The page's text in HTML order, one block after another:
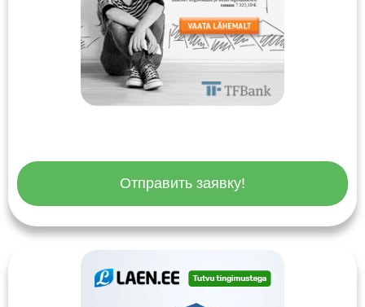
Отправить заявку!